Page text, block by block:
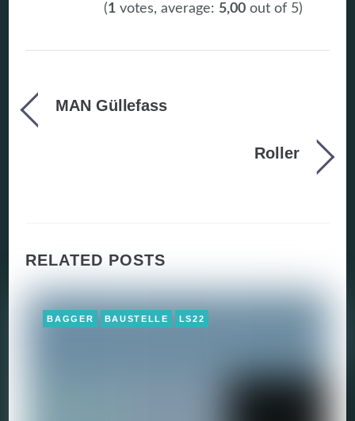
(1 votes, average: 5,00 out of 5)
MAN Güllefass
Roller
RELATED POSTS
BAGGER BAUSTELLE LS22